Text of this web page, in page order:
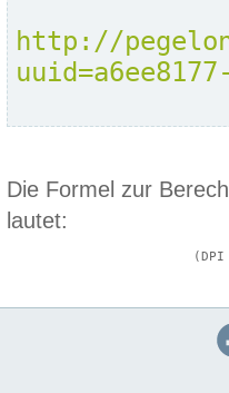
http://
Die Formel zur
lautet: